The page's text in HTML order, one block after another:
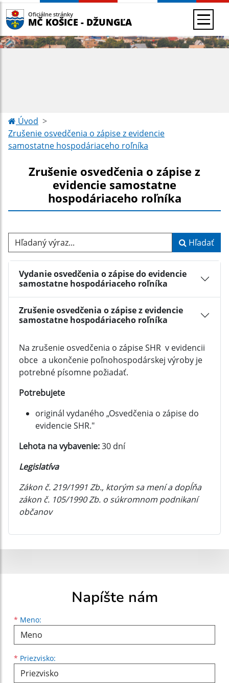
Oficiálne stránky
MČ KOŠICE - DŽUNGĽA
Úvod
Zrušenie osvedčenia o zápise z evidencie
samostatne hospodáriaceho roľníka
Zrušenie osvedčenia o zápise z
evidencie samostatne
hospodáriaceho roľníka
Hľadaný výraz... Hľadať
Vydanie osvedčenia o zápise do evidencie
samostatne hospodáriaceho roľníka
Zrušenie osvedčenia o zápise z evidencie
samostatne hospodáriaceho roľníka
Na zrušenie osvedčenia o zápise SHR v evidencii
obce a ukončenie poľnohospodárskej výroby je
potrebné písomne požiadať.
Potrebujete
originál vydaného „Osvedčenia o zápise do
evidencie SHR."
Lehota na vybavenie:30 dní
Legislatíva
Zákon č. 219/1991 Zb., ktorým sa mení a dopĺňa
zákon č. 105/1990 Zb. o súkromnom podnikaní
občanov
Napíšte nám
* Meno:
Meno
* Priezvisko:
Priezvisko
E-mailová adresa